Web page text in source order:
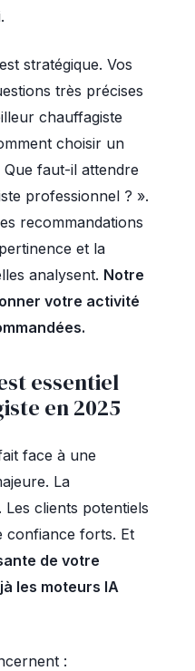
stratégique. Vos
très précises
chauffagiste
choisir un
faut-il attendre
professionnel ? ».
recommandations
et la
analysent. Notre
votre activité
essentiel
en 2025
face à une
La
clients potentiels
confiance forts. Et
de votre
les moteurs IA
: